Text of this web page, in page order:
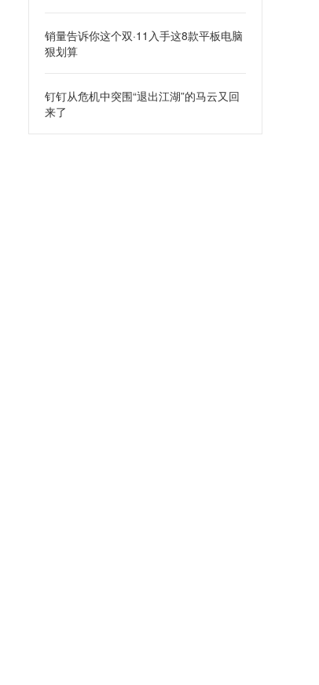
销量告诉你这个双·11入手这8款平板电脑
狠划算
钉钉从危机中突围“退出江湖”的马云又回
来了